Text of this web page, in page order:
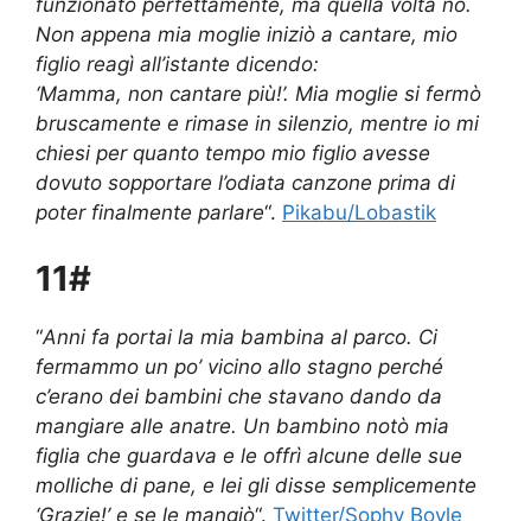
funzionato perfettamente, ma quella volta no.
Non appena mia moglie iniziò a cantare, mio ​​
figlio reagì all’istante dicendo:
‘Mamma, non cantare più!’. Mia moglie si fermò
bruscamente e rimase in silenzio, mentre io mi
chiesi per quanto tempo mio figlio avesse
dovuto sopportare l’odiata canzone prima di
poter finalmente parlare“. Pikabu/Lobastik
11#
“Anni fa portai la mia bambina al parco. Ci
fermammo un po’ vicino allo stagno perché
c’erano dei bambini che stavano dando da
mangiare alle anatre. Un bambino notò mia
figlia che guardava e le offrì alcune delle sue
molliche di pane, e lei gli disse semplicemente
‘Grazie!’ e se le mangiò“. Twitter/Sophy Boyle